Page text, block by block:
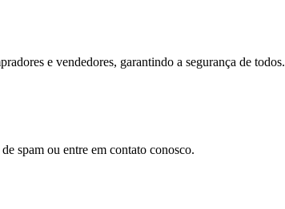
e vendedores, garantindo a segurança de todos.
spam ou entre em contato conosco.